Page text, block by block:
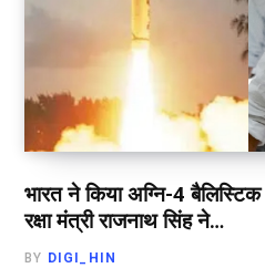
भारत ने किया अग्नि-4
रक्षा मंत्री राजनाथ सिंह ने…
BY DIGI_HIN